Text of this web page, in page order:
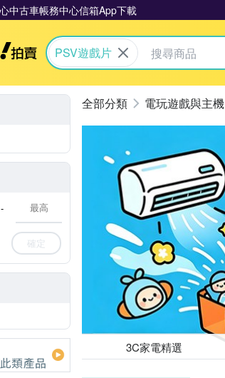
中古車帳務中心信箱App下載
Yahoo拍賣
PSV遊戲片
-
確定
電玩遊戲與主機
3C家電精選